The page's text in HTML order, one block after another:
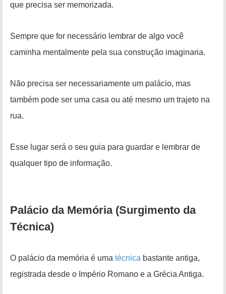
que precisa ser memorizada.
Sempre que for necessário lembrar de algo você
caminha mentalmente pela sua construção imaginaria.
Não precisa ser necessariamente um palácio, mas
também pode ser uma casa ou até mesmo um trajeto na
rua.
Esse lugar será o seu guia para guardar e lembrar de
qualquer tipo de informação.
Palácio da Memória (Surgimento da
Técnica)
O palácio da memória é uma técnica bastante antiga,
registrada desde o Império Romano e a Grécia Antiga.